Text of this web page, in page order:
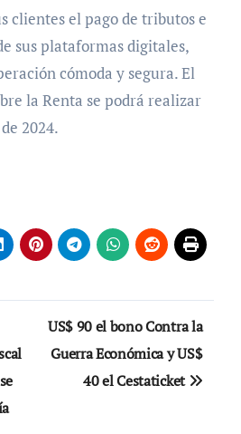
clientes el pago de tributos e
sus plataformas digitales,
cómoda y segura. El
la Renta se podrá realizar
2024.
US$ 90 el bono Contra la
Guerra Económica y US$
40 el Cestaticket